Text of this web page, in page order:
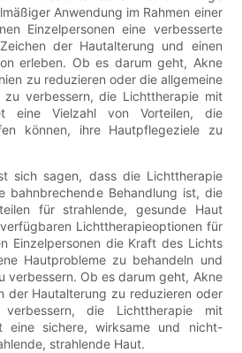
Anwendung im Rahmen einer
Einzelpersonen eine verbesserte
der Hautalterung und einen
erleben. Ob es darum geht, Akne
zu reduzieren oder die allgemeine
zu verbessern, die Lichttherapie mit
eine Vielzahl von Vorteilen, die
können, ihre Hautpflegeziele zu
sich sagen, dass die Lichttherapie
bahnbrechende Behandlung ist, die
für strahlende, gesunde Haut
Lichttherapieoptionen für
Einzelpersonen die Kraft des Lichts
Hautprobleme zu behandeln und
verbessern. Ob es darum geht, Akne
der Hautalterung zu reduzieren oder
die Lichttherapie mit
eine sichere, wirksame und nicht-
strahlende Haut.